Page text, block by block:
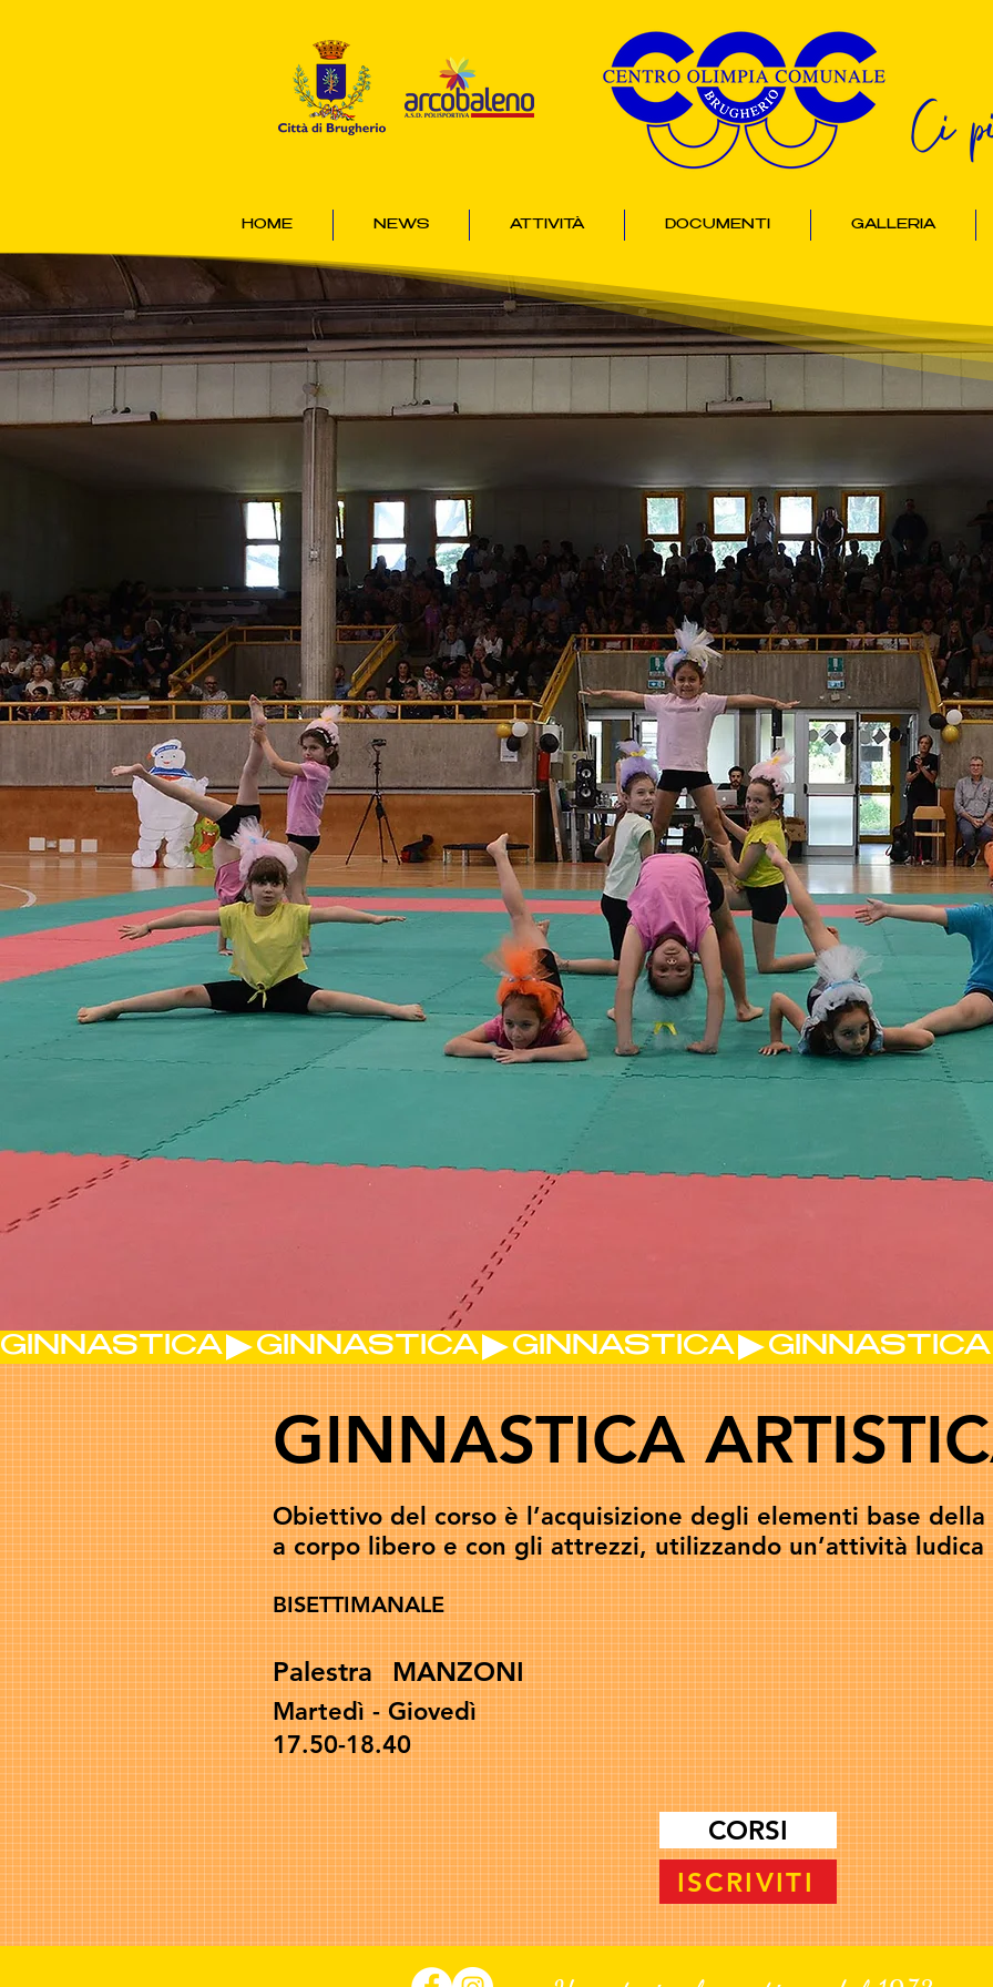
Ci
HOME NEWS ATTIVITÀ DOCUMENTI GALLERIA
GINNASTICA
GINNASTICA
Obiettivo del corso è l’acquisizione degli elementi base
a corpo libero e con gli attrezzi, utilizzando un’attività
BISETTIMANALE
Palestra MANZONI
Martedì - Giovedì
17.50-18.40
CORSI
ISCRIVITI